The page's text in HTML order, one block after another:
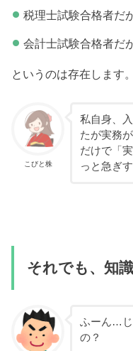
税理士試験合格者だ
会計士試験合格者だ
というのは存在します。
こびと株
私自身、
たが実務
だけで「
っと急ぎ
それでも、知
ふーん…じ
の？